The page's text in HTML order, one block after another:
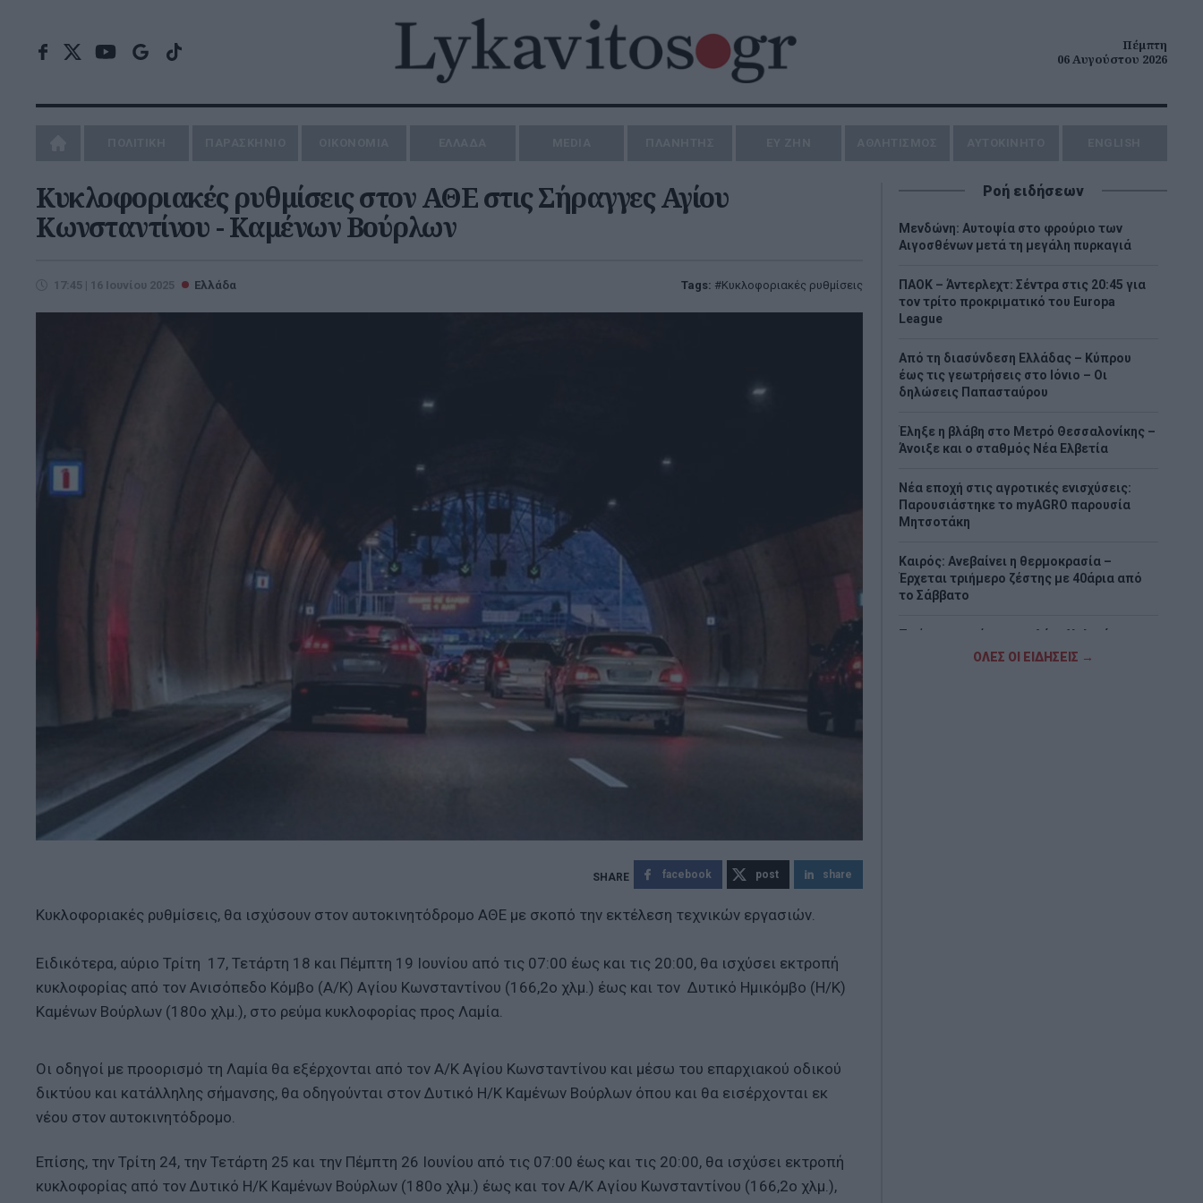
Πέμπτη
06 Αυγούστου 2026
Κυκλοφοριακές ρυθμίσεις στον ΑΘΕ στις Σήραγγες Αγίου
Κωνσταντίνου - Καμένων Βούρλων
17:45 | 16 Ιουνίου 2025 Ελλάδα Tags: Κυκλοφοριακές ρυθμίσεις
facebook post share
Κυκλοφοριακές ρυθμίσεις, θα ισχύσουν στον αυτοκινητόδρομο ΑΘΕ με σκοπό την εκτέλεση τεχνικών εργασιών.
Ειδικότερα, αύριο Τρίτη 17, Τετάρτη 18 και Πέμπτη 19 Ιουνίου από τις 07:00 έως και τις 20:00, θα ισχύσει εκτροπή
κυκλοφορίας από τον Ανισόπεδο Κόμβο (Α/Κ) Αγίου Κωνσταντίνου (166,2ο χλμ.) έως και τον Δυτικό Ημικόμβο (Η/Κ)
Καμένων Βούρλων (180ο χλμ.), στο ρεύμα κυκλοφορίας προς Λαμία.
Οι οδηγοί με προορισμό τη Λαμία θα εξέρχονται από τον Α/Κ Αγίου Κωνσταντίνου και μέσω του επαρχιακού οδικού
δικτύου και κατάλληλης σήμανσης, θα οδηγούνται στον Δυτικό Η/Κ Καμένων Βούρλων όπου και θα εισέρχονται εκ
νέου στον αυτοκινητόδρομο.
Επίσης, την Τρίτη 24, την Τετάρτη 25 και την Πέμπτη 26 Ιουνίου από τις 07:00 έως και τις 20:00, θα ισχύσει εκτροπή
κυκλοφορίας από τον Δυτικό Η/Κ Καμένων Βούρλων (180ο χλμ.) έως και τον Α/Κ Αγίου Κωνσταντίνου (166,2ο χλμ.),
Ροή ειδήσεων
Μενδώνη: Αυτοψία στο φρούριο των
Αιγοσθένων μετά τη μεγάλη πυρκαγιά
ΠΑΟΚ – Άντερλεχτ: Σέντρα στις 20:45 για
τον τρίτο προκριματικό του Europa
League
Από τη διασύνδεση Ελλάδας – Κύπρου
έως τις γεωτρήσεις στο Ιόνιο – Οι
δηλώσεις Παπασταύρου
Έληξε η βλάβη στο Μετρό Θεσσαλονίκης –
Άνοιξε και ο σταθμός Νέα Ελβετία
Νέα εποχή στις αγροτικές ενισχύσεις:
Παρουσιάστηκε το myAGRO παρουσία
Μητσοτάκη
Καιρός: Ανεβαίνει η θερμοκρασία –
Έρχεται τριήμερο ζέστης με 40άρια από
το Σάββατο
Το ύστατο χαίρε στον Λάκη Χαλκιά –
Πλήθος κόσμου στο λαϊκό προσκύνημα
ΟΛΕΣ ΟΙ ΕΙΔΗΣΕΙΣ →